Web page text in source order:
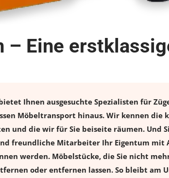
– Eine
Ihnen ausgesuchte Spezialisten für
Möbeltransport hinaus. Wir kennen die
und die wir für Sie beiseite räumen. Und
freundliche Mitarbeiter Ihr Eigentum mit
werden. Möbelstücke, die Sie nicht
oder entfernen lassen. So bleibt am